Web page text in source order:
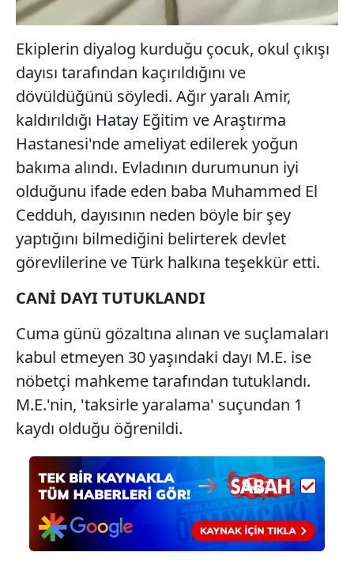
Ekiplerin diyalog kurduğu çocuk, okul çıkışı
dayısı tarafından kaçırıldığını ve
dövüldüğünü söyledi. Ağır yaralı Amir,
kaldırıldığı Hatay Eğitim ve Araştırma
Hastanesi'nde ameliyat edilerek yoğun
bakıma alındı. Evladının durumunun iyi
olduğunu ifade eden baba Muhammed El
Cedduh, dayısının neden böyle bir şey
yaptığını bilmediğini belirterek devlet
görevlilerine ve Türk halkına teşekkür etti.
CANİ DAYI TUTUKLANDI
Cuma günü gözaltına alınan ve suçlamaları
kabul etmeyen 30 yaşındaki dayı M.E. ise
nöbetçi mahkeme tarafından tutuklandı.
M.E.'nin, 'taksirle yaralama' suçundan 1
kaydı olduğu öğrenildi.